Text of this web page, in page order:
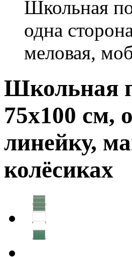
Школьная
одна
меловая,
Школьная
75х100 см,
линейку,
колёсиках